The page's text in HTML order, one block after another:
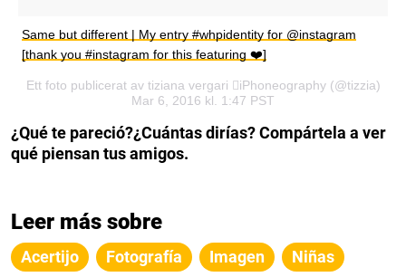
Same but different | My entry #whpidentity for @instagram
[thank you #instagram for this featuring ❤️]
Ett foto publicerat av tiziana vergari iPhoneography (@tizzia)
Mar 6, 2016 kl. 1:47 PST
¿Qué te pareció?¿Cuántas dirías? Compártela a ver
qué piensan tus amigos.
Leer más sobre
Acertijo Fotografía Imagen Niñas